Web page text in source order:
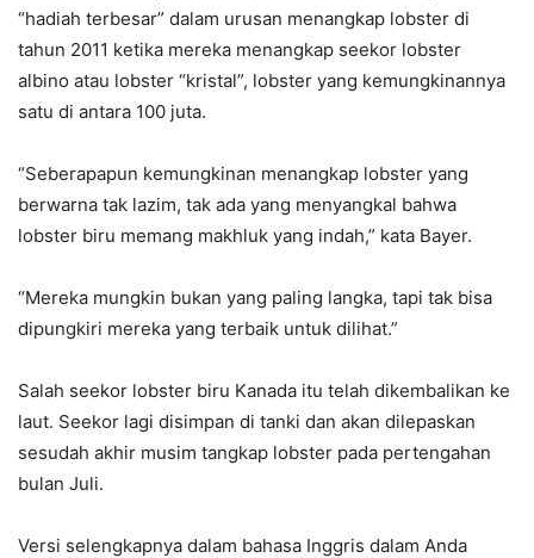
“hadiah terbesar” dalam urusan menangkap lobster di
tahun 2011 ketika mereka menangkap seekor lobster
albino atau lobster “kristal”, lobster yang kemungkinannya
satu di antara 100 juta.
“Seberapapun kemungkinan menangkap lobster yang
berwarna tak lazim, tak ada yang menyangkal bahwa
lobster biru memang makhluk yang indah,” kata Bayer.
“Mereka mungkin bukan yang paling langka, tapi tak bisa
dipungkiri mereka yang terbaik untuk dilihat.”
Salah seekor lobster biru Kanada itu telah dikembalikan ke
laut. Seekor lagi disimpan di tanki dan akan dilepaskan
sesudah akhir musim tangkap lobster pada pertengahan
bulan Juli.
Versi selengkapnya dalam bahasa Inggris dalam Anda